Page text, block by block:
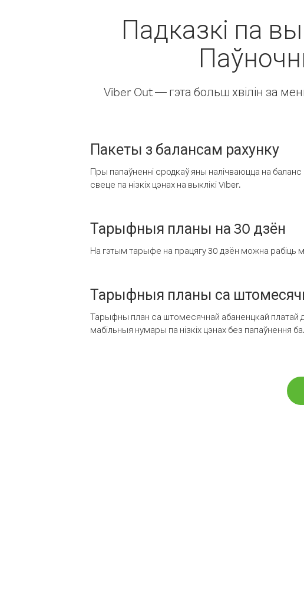
Падказкі па
Viber Out — гэта больш хвілін за
Пакеты з балансам рахунку
Пры папаўненні сродкаў яны налічваюцца на
свеце па нізкіх цэнах на выклікі Viber.
Тарыфныя планы на 30 дзён
На гэтым тарыфе на працягу 30 дзён можна рабіць
Тарыфныя планы са
Тарыфны план са штомесячнай абаненцкай платай
мабільныя нумары па нізкіх цэнах без папаўнення